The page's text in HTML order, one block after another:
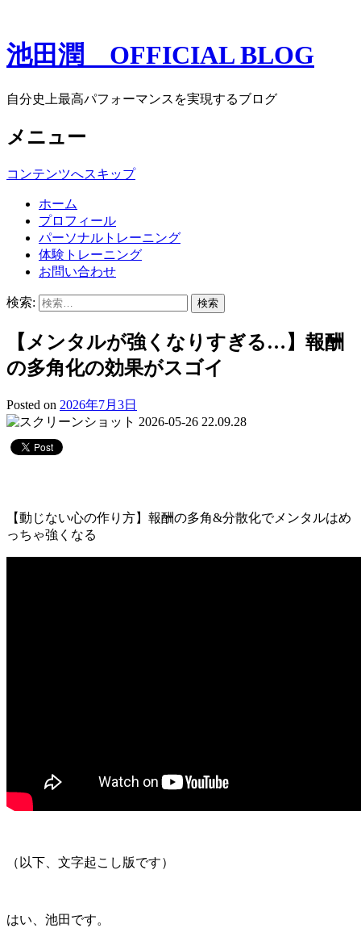
池田潤 OFFICIAL BLOG
自分史上最高パフォーマンスを実現するブログ
メニュー
コンテンツへスキップ
ホーム
プロフィール
パーソナルトレーニング
体験トレーニング
お問い合わせ
検索:
【メンタルが強くなりすぎる…】報酬
の多角化の効果がスゴイ
Posted on 2026年7月3日
【動じない心の作り方】報酬の多角&分散化でメンタルはめ
っちゃ強くなる
（以下、文字起こし版です）
はい、池田です。